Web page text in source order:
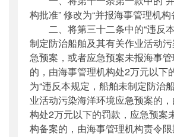
构批准” 修改为“并报海事管理机构
二、将第三十二条中的“违反
制定防治船舶及其有关作业活动
急预案，或者应急预案未报海事
的，由海事管理机构处2万元以下
为“违反本规定，船舶未制定防治
业活动污染海洋环境应急预案的
构处2万元以下的罚款，应急预案
构备案的，由海事管理机构责令限